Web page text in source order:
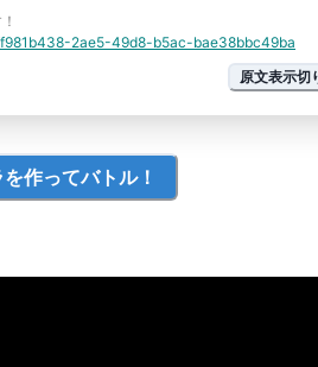
2ae5-49d8-b5ac-bae38bbc49ba
原文表示切
作ってバトル！